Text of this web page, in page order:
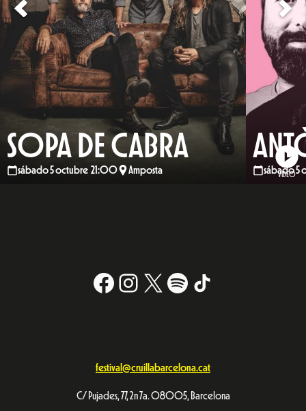
SOPA DE CABRA
sábado 5 octubre 21:00 Amposta VIDEO
sábado 5
Facebook
Instagram
X # TikTok
festival@cruillabarcelona.cat
C/ Pujades, 77, 2n 7a. 08005, Barcelona